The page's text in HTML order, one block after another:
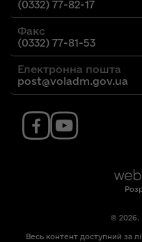
(0332) 77-82-17
Факс
(0332) 77-81-53
Електронна пошта
post@voladm.gov.ua
© 2026.
Весь контент доступний за